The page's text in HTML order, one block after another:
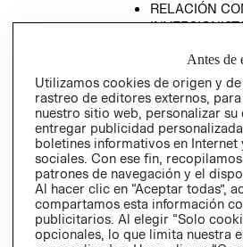
RELACIÓN
POLÍTICA
EMPRESARIAL
Antes de
Utilizamos cookies de origen y
rastreo de editores externos,
nuestro sitio web, personalizar
entregar publicidad
boletines informativos en
sociales. Con ese fin,
patrones de navegación y el
Al hacer clic en “Aceptar todas”,
compartamos esta información
publicitarios. Al elegir “Solo
opcionales, lo que limita nuestra